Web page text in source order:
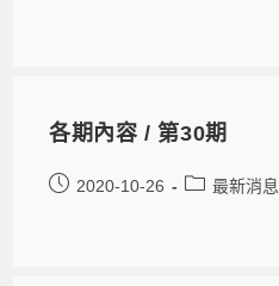
各期內容 / 第30期
2020-10-26 最新消息